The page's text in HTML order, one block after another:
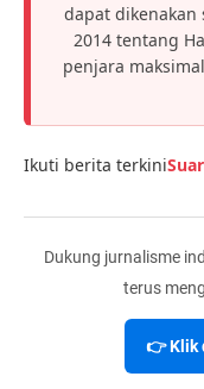
dapat dikenakan
2014 tentang
penjara
Ikuti berita terkini
Dukung jurnalisme
terus
👉 Klik